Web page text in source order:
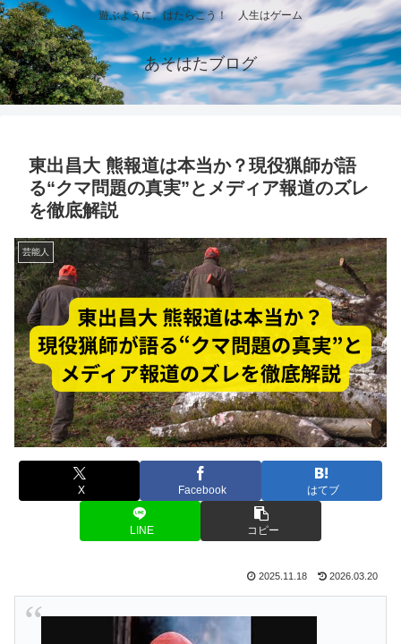
遊ぶように、はたらこう！ 人生はゲーム
あそはたブログ
東出昌大 熊報道は本当か？現役猟師が語
る“クマ問題の真実”とメディア報道のズレ
を徹底解説
芸能人
X Facebook はてブ
LINE コピー
2025.11.18 2026.03.20